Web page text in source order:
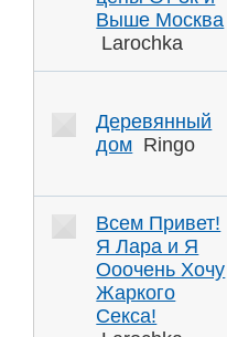
Выше Москва
Larochka
Деревянный
дом Ringo
Всем Привет!
Я Лара и Я
Ооочень Хочу
Жаркого
Секса!